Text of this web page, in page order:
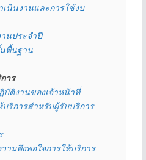
นินงานและการใช้งบ
นประจำปี
พื้นฐาน
าร
ติงานของเจ้าหน้าที่
ริการสำหรับผู้รับบริการ
ามพึงพอใจการให้บริการ